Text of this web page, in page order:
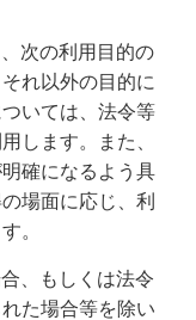
次の利用目的の
れ以外の目的に
いては、法令等
します。また、
確になるよう具
場面に応じ、利
。
、もしくは法令
た場合等を除い